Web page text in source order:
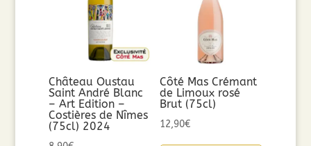
Château Oustau
Saint André Blanc
– Art Edition –
Costières de Nîmes
(75cl) 2024
Côté Mas Crémant
de Limoux rosé
Brut (75cl)
12,90€